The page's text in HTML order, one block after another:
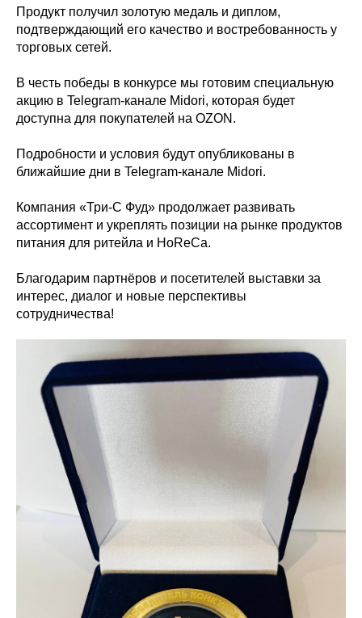
Продукт получил золотую медаль и диплом,
подтверждающий его качество и востребованность у
торговых сетей.
В честь победы в конкурсе мы готовим специальную
акцию в Telegram-канале Midori, которая будет
доступна для покупателей на OZON.
Подробности и условия будут опубликованы в
ближайшие дни в Telegram-канале Midori.
Компания «Три-С Фуд» продолжает развивать
ассортимент и укреплять позиции на рынке продуктов
питания для ритейла и HoReCa.
Благодарим партнёров и посетителей выставки за
интерес, диалог и новые перспективы
сотрудничества!